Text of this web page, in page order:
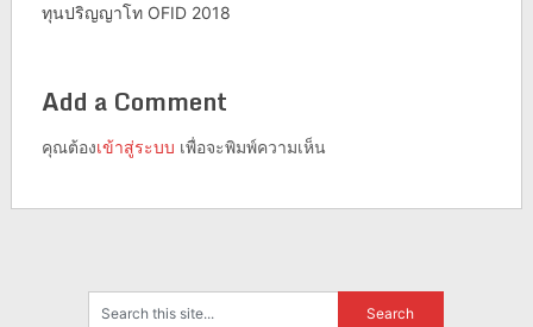
ทุนปริญญาโท OFID 2018
Add a Comment
คุณต้องเข้าสู่ระบบ เพื่อจะพิมพ์ความเห็น